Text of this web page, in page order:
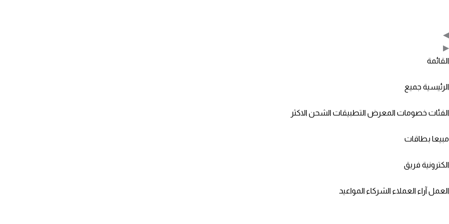
◀
▶
القائمة
الرئيسية جميع
الفئات خصوماتالمعرضالتطبيقاتالشحنالاكثر
مبيعا بطاقات
الكترونية فريق
العمل آراء العملاءالشركاءالمواعيد